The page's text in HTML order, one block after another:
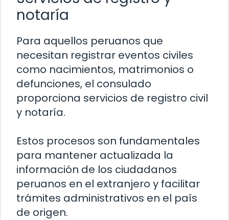
notaría
Para aquellos peruanos que
necesitan registrar eventos civiles
como nacimientos, matrimonios o
defunciones, el consulado
proporciona servicios de registro civil
y notaría.
Estos procesos son fundamentales
para mantener actualizada la
información de los ciudadanos
peruanos en el extranjero y facilitar
trámites administrativos en el país
de origen.